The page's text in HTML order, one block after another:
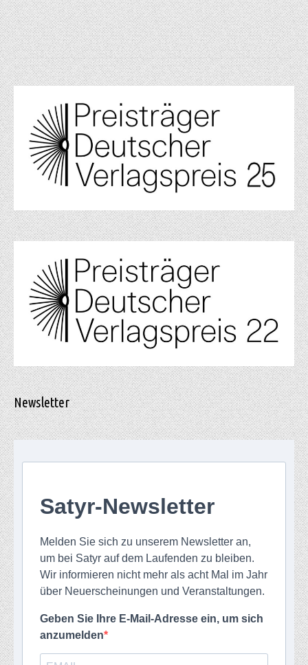
Newsletter
Satyr-Newsletter
Melden Sie sich zu unserem Newsletter an,
um bei Satyr auf dem Laufenden zu bleiben.
Wir informieren nicht mehr als acht Mal im Jahr
über Neuerscheinungen und Veranstaltungen.
Geben Sie Ihre E-Mail-Adresse ein, um sich
anzumelden